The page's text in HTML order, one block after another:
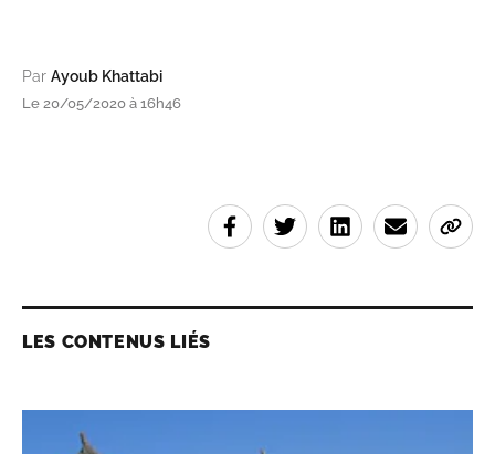
Par Ayoub Khattabi
Le 20/05/2020 à 16h46
LES CONTENUS LIÉS